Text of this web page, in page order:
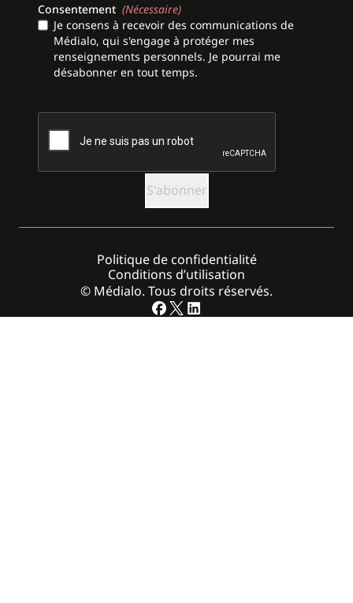
Consentement (Nécessaire)
Je consens à recevoir des communications de
Médialo, qui s'engage à protéger mes
renseignements personnels. Je pourrai me
désabonner en tout temps.
CAPTCHA
© Médialo. Tous droits réservés.
Politique de confidentialité
Conditions d’utilisation